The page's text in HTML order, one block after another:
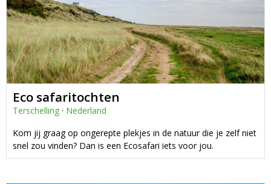
Eco safaritochten
Terschelling · Nederland
Kom jij graag op ongerepte plekjes in de natuur die je zelf niet
snel zou vinden? Dan is een Ecosafari iets voor jou.